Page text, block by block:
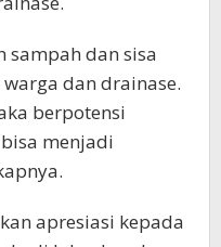
sampah dan sisa
dan drainase.
berpotensi
menjadi
apresiasi kepada